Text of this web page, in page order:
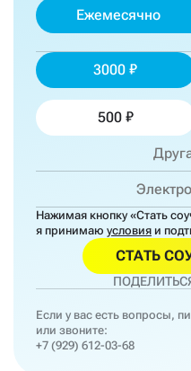
Ежемесячно
3000
500
Нажимая кнопку «Стать
я принимаю условия и
СТАТЬ
Если у вас есть вопросы,
или звоните:
+7 (929) 612-03-68